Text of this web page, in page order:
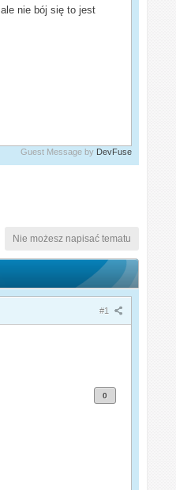
nie bój się to jest
Guest Message by DevFuse
Nie możesz napisać tematu
#1
0